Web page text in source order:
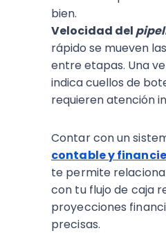
bien.
Velocidad del
rápido se mueven
entre etapas. Una
indica cuellos de
requieren atención
Contar con un
contable y
te permite
con tu flujo de caja
proyecciones
precisas.